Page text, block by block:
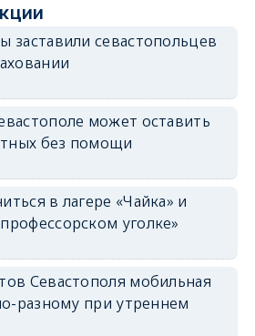
заставили севастопольцев
может оставить
без помощи
в лагере «Чайка» и
уголке»
Севастополя мобильная
разному при утреннем